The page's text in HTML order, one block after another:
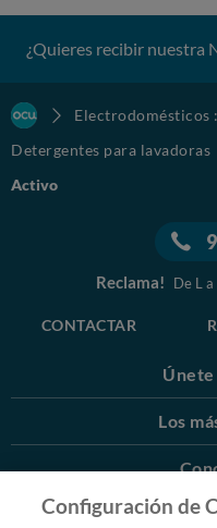
¿Quieres recibir nuestra
Electrodomésticos
Detergentes para lavadoras
Activo
Reclama! De L
CONTACTAR
Los
Más
Configuración de